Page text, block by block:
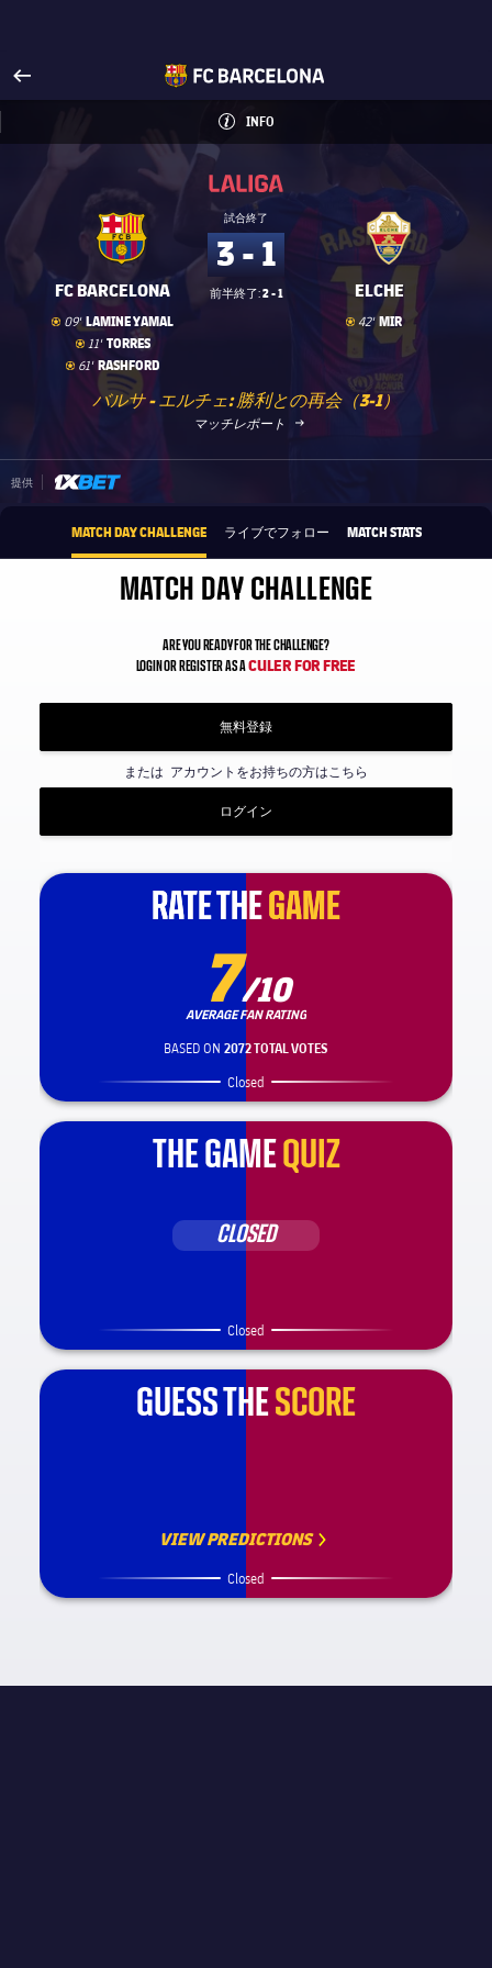
FCバルセロナ公式サイトへ
arrow-right
fcbarcelona-with-name
INFO
LABEL.ARIA.INFO
INFO
label.competition.name.21
FC BARCELONA
ゴール
goal
09' LAMINE YAMAL
ゴール
goal
11' TORRES
ゴール
goal
61' RASHFORD
試合終了
3 - 1
前半終了:2 - 1 ELCHE
ゴール
goal
42' MIR
バルサ - エルチェ: 勝利との再会（3-1）
マッチレポート LABEL.ARIA.ARROWRIGHT
提供
MATCH DAY CHALLENGE ライブでフォロー MATCH STATS
MATCH DAY CHALLENGE
ARE YOU READY FOR THE CHALLENGE?
LOGIN OR REGISTER AS ACULER FOR FREE
無料登録
または アカウントをお持ちの方はこちら
ログイン
RATE THEGAME
RATE THEGAME
7/10
AVERAGE FAN RATING
BASED ON2072 TOTAL VOTES
Closed
THE GAMEQUIZ
CLOSED
Closed
GUESS THESCORE
VIEW PREDICTIONS
Closed